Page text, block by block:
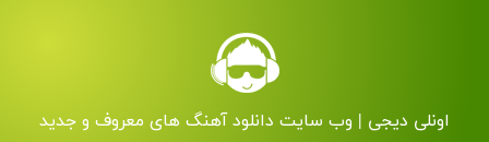
اونلی دیجی | وب سایت دانلود آهنگ های معروف و جدید